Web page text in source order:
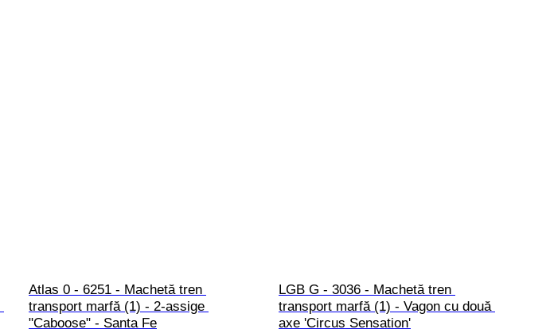
Atlas 0 - 6251 - Machetă tren
transport marfă (1) - 2-assige
"Caboose" - Santa Fe
LGB G - 3036 - Machetă tren
transport marfă (1) - Vagon cu două
axe 'Circus Sensation'